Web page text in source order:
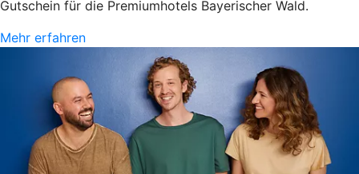
Gutschein für die Premiumhotels Bayerischer Wald.
Mehr erfahren